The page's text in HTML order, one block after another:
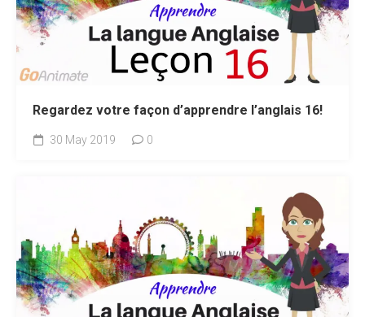
Regardez votre façon d’apprendre l’anglais 16!
30 May 2019 0